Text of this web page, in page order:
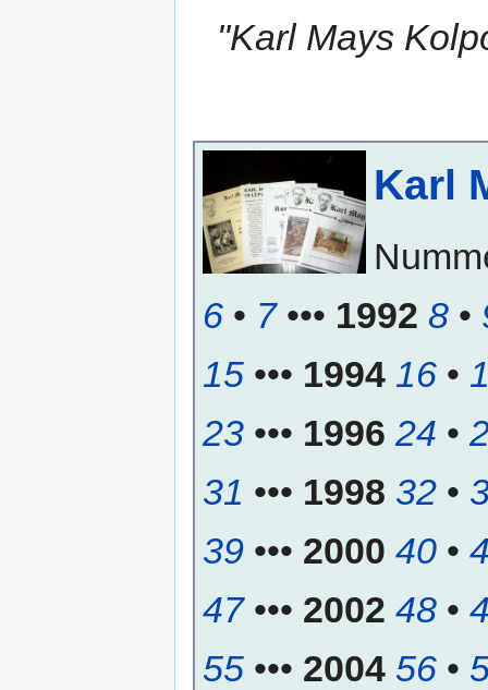
"Karl Mays
Karl
6 • 7••• 1992 8 •
15 ••• 1994 16 •
23 ••• 1996 24 •
31 ••• 1998 32 •
39 ••• 2000 40 •
47••• 2002 48 •
55 ••• 2004 56 •